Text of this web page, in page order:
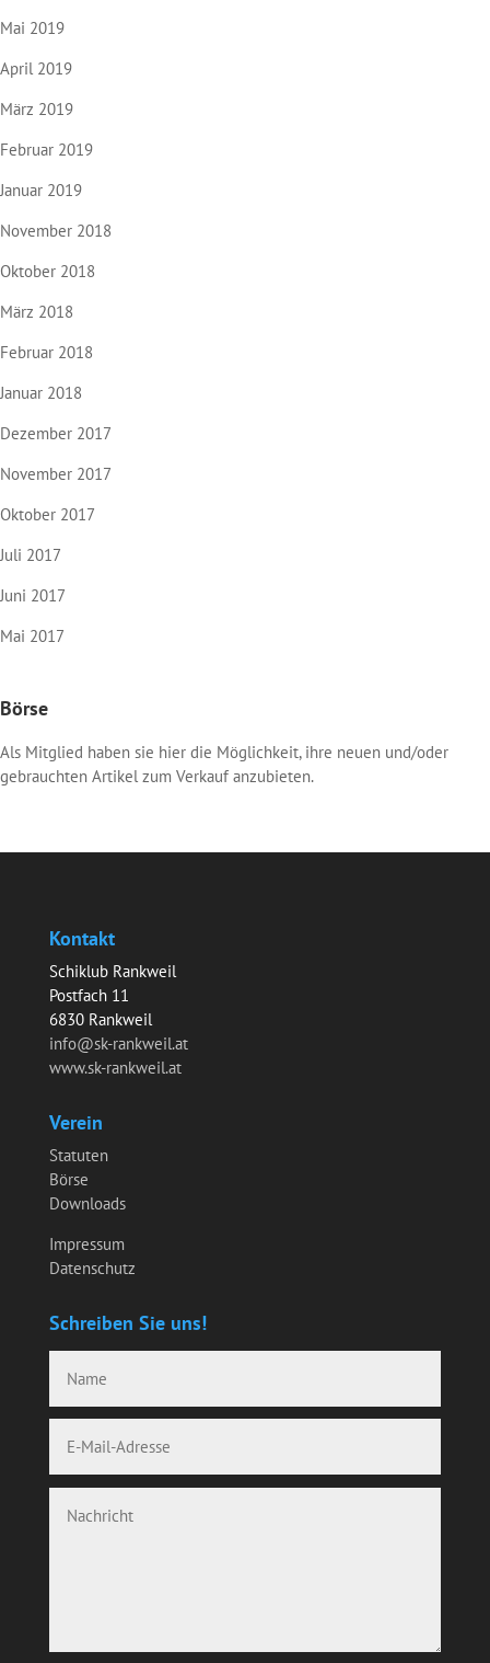
Mai 2019
April 2019
März 2019
Februar 2019
Januar 2019
November 2018
Oktober 2018
März 2018
Februar 2018
Januar 2018
Dezember 2017
November 2017
Oktober 2017
Juli 2017
Juni 2017
Mai 2017
Börse
Als Mitglied haben sie hier die Möglichkeit, ihre neuen und/oder
gebrauchten Artikel zum Verkauf anzubieten.
Kontakt
Schiklub Rankweil
Postfach 11
6830 Rankweil
info@sk-rankweil.at
www.sk-rankweil.at
Verein
Statuten
Börse
Downloads
Impressum
Datenschutz
Schreiben Sie uns!